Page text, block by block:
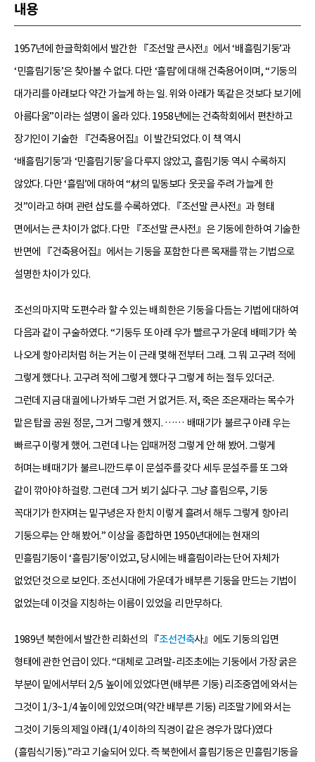
내용
1957년에 한글학회에서 발간한 『조선말 큰사전』에서 ‘배흘림기둥’과
‘민흘림기둥’은 찾아볼 수 없다. 다만 ‘흘림’에 대해 건축용어이며, “기둥의
대가리를 아래보다 약간 가늘게 하는 일. 위와 아래가 똑같은 것보다 보기에
아름다움”이라는 설명이 올라 있다. 1958년에는 건축학회에서 편찬하고
장기인이 기술한 『건축용어집』이 발간되었다. 이 책 역시
‘배흘림기둥’과 ‘민흘림기둥’을 다루지 않았고, 흘림기둥 역시 수록하지
않았다. 다만 ‘흘림’에 대하여 “材의 밑동보다 웃곳을 주려 가늘게 한
것”이라고 하며 관련 삽도를 수록하였다. 『조선말 큰사전』과 형태
면에서는 큰 차이가 없다. 다만 『조선말 큰사전』은 기둥에 한하여 기술한
반면에 『건축용어집』에서는 기둥을 포함한 다른 목재를 깎는 기법으로
설명한 차이가 있다.
조선의 마지막 도편수라 할 수 있는 배희한은 기둥을 다듬는 기법에 대하여
다음과 같이 구술하였다. “기둥두 또 아래 우가 빨르구 가운데 배떼기가 쑥
나오게 항아리처럼 허는 거는 이 근래 몇해 전부터 그래. 그 뭐 고구려 적에
그렇게 했다나. 고구려 적에 그렇게 했다구 그렇게 허는 절두 있더군.
그런데 지금 대궐에 나가봐두 그런 거 없거든. 저, 죽은 조은재라는 목수가
맡은 탑골 공원 정문, 그거 그렇게 했지. …… 배때기가 불르구 아래 우는
빠르구 이렇게 했어. 그런데 나는 입때꺼정 그렇게 안 해 봤어. 그렇게
허며는 배때기가 불르니깐드루 이 문설주를 갖다 세두 문설주를 또 그와
같이 깎아야 하걸랑. 그런데 그거 뵈기 싫다구. 그냥 흘림으루, 기둥
꼭대기가 한자며는 밑구녕은 자 한치 이렇게 흘려서 해두 그렇게 항아리
기둥으루는 안 해 봤어.” 이상을 종합하면 1950년대에는 현재의
민흘림기둥이 ‘흘림기둥’이었고, 당시에는 배흘림이라는 단어 자체가
없었던 것으로 보인다. 조선시대에 가운데가 배부른 기둥을 만드는 기법이
없었는데 이것을 지칭하는 이름이 있었을 리 만무하다.
1989년 북한에서 발간한 리화선의 『조선건축사』에도 기둥의 입면
형태에 관한 언급이 있다. “대체로 고려말-리조초에는 기둥에서 가장 굵은
부분이 밑에서부터 2/5 높이에 있었다면(배부른 기둥) 리조중엽에 와서는
그것이 1/3~1/4 높이에 있었으며(약간 배부른 기둥) 리조말기에 와서는
그것이 기둥의 제일 아래(1/4 이하의 직경이 같은 경우가 많다)였다
(흘림식기둥).”라고 기술되어 있다. 즉 북한에서 흘림기둥은 민흘림기둥을